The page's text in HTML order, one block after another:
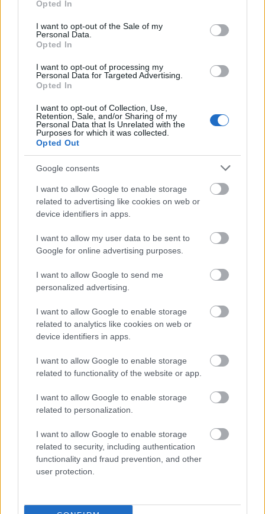
use your data for below specified purposes in below Google
consent section.
Opted In
I want to opt-out of the Sale of my
Personal Data.
Opted In
I want to opt-out of processing my
Personal Data for Targeted Advertising.
Opted In
I want to opt-out of Collection, Use,
Retention, Sale, and/or Sharing of my
Personal Data that Is Unrelated with the
Purposes for which it was collected.
Opted Out
Google consents
I want to allow Google to enable storage
related to advertising like cookies on web or
device identifiers in apps.
I want to allow my user data to be sent to
Google for online advertising purposes.
I want to allow Google to send me
personalized advertising.
I want to allow Google to enable storage
related to analytics like cookies on web or
device identifiers in apps.
I want to allow Google to enable storage
related to functionality of the website or app.
I want to allow Google to enable storage
related to personalization.
I want to allow Google to enable storage
related to security, including authentication
functionality and fraud prevention, and other
user protection.
Gábor, Szalóki Zoltán – trombita, Kasza
Nándor – harsona, Takács Tibor – tuba,
Művészeti vezetők: Lakatos György és Iván
A szervezők mindenkit szeretettel várnak!
Karácsony Zene Concerto Budapest
OBOAMŰVÉSSZEL
A HAGYOMÁNYOK HÁZA ÜNNEPVÁRÓ